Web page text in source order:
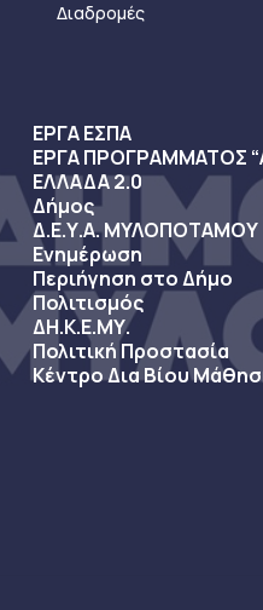
Διαδρομές
ΕΡΓΑ ΕΣΠΑ
ΕΡΓΑ ΠΡΟΓΡΑΜΜΑΤΟΣ
ΕΛΛΑΔΑ 2.0
Δήμος
Δ.Ε.Υ.Α. ΜΥΛΟΠΟΤΑΜΟΥ
Ενημέρωση
Περιήγηση στο Δήμο
Πολιτισμός
ΔΗ.Κ.Ε.ΜΥ.
Πολιτική Προστασία
Κέντρο Δια Βίου